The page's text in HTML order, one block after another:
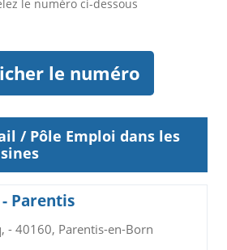
le numéro ci-dessous
le numéro
/ Pôle Emploi dans les
Parentis
- 40160, Parentis-en-Born